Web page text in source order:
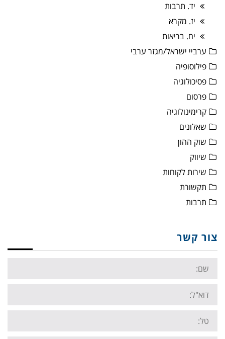
יד. תרבות
יז. מקרא
יח. בריאות
ערביי ישראל/מגזר ערבי
פילוסופיה
פסיכולוגיה
פרסום
קרימינולוגיה
שאלונים
שוק ההון
שיווק
שירות לקוחות
תקשורת
תרבות
צור קשר
Name:
Email:
Tel: